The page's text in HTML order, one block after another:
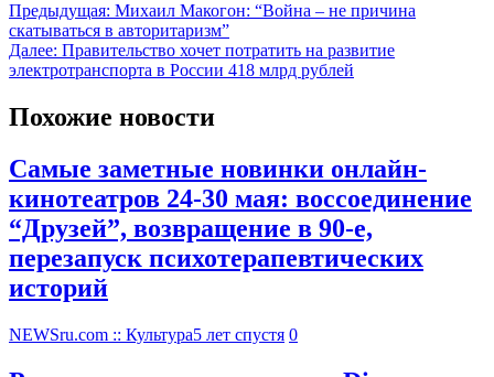
Предыдущая: Михаил Макогон: “Война – не причина
скатываться в авторитаризм”
Далее: Правительство хочет потратить на развитие
электротранспорта в России 418 млрд рублей
Похожие новости
Самые заметные новинки онлайн-
кинотеатров 24-30 мая: воссоединение
“Друзей”, возвращение в 90-е,
перезапуск психотерапевтических
историй
NEWSru.com :: Культура5 лет спустя 0